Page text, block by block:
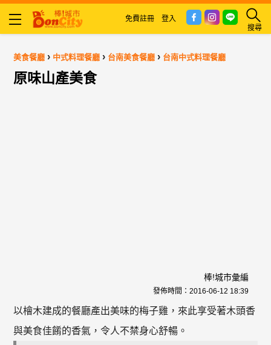
搜尋
免費註冊 登入
美食餐廳 › 中式料理餐廳 › 台南美食餐廳 › 台南中式料理餐廳
原味山產美食
棒!城市彙編
發佈時間： 2016-06-12 18:39
以檜木建成的餐廳產出美味的梅子雞，來此享受著木頭香
與美食佳餚的香氣，令人不禁身心舒暢。